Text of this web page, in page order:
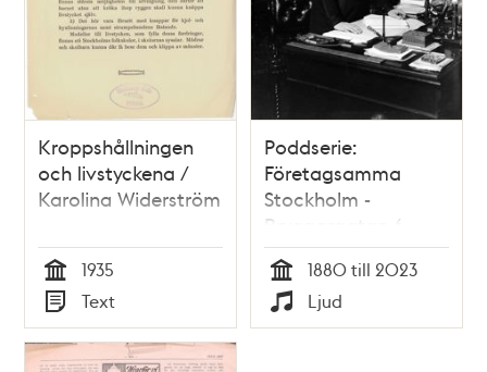
Kroppshållningen
och livstyckena /
Karolina Widerström
Tid
1935
Typ
Text
Poddserie:
Företagsamma
Stockholm -
Bryggargatan 6,
Karolina Widerström
Tid
1880 till 2023
Typ
Ljud